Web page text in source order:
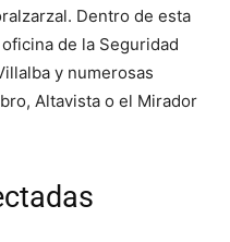
Dentro de esta
de la Seguridad
y numerosas
Altavista o el Mirador